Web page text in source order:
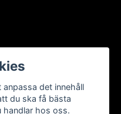
det innehåll
du ska få bästa
handlar hos oss.